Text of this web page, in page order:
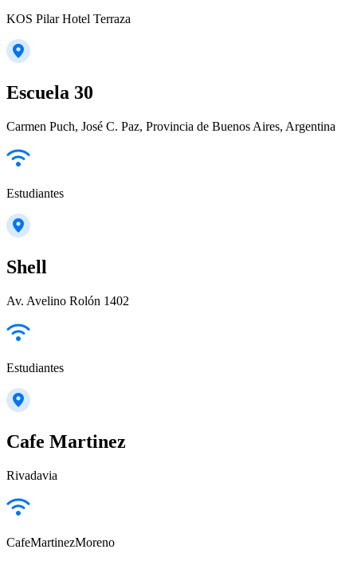
KOS Pilar Hotel Terraza
Escuela 30
Carmen Puch, José C. Paz, Provincia de Buenos Aires, Argentina
Estudiantes
Shell
Av. Avelino Rolón 1402
Estudiantes
Cafe Martinez
Rivadavia
CafeMartinezMoreno